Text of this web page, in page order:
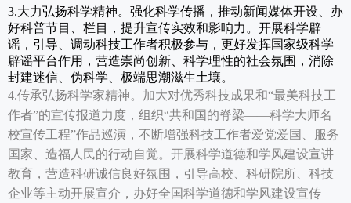
3.大力弘扬科学精神。强化科学传播，推动新闻媒体开设、办
好科普节目、栏目，提升宣传实效和影响力。开展科学辟
谣，引导、调动科技工作者积极参与，更好发挥国家级科学
辟谣平台作用，营造崇尚创新、科学理性的社会氛围，消除
封建迷信、伪科学、极端思潮滋生土壤。
4.传承弘扬科学家精神。加大对优秀科技成果和“最美科技工
作者”的宣传报道力度，组织“共和国的脊梁——科学大师名
校宣传工程”作品巡演，不断增强科技工作者爱党爱国、服务
国家、造福人民的行动自觉。开展科学道德和学风建设宣讲
教育，营造科研诚信良好氛围，引导高校、科研院所、科技
企业等主动开展宣介，办好全国科学道德和学风建设宣传